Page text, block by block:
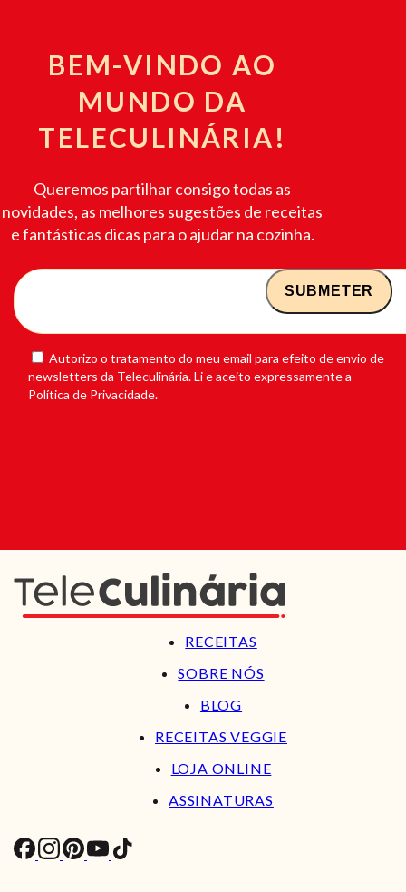
BEM-VINDO AO
MUNDO DA
TELECULINÁRIA!
Queremos partilhar consigo todas as
novidades, as melhores sugestões de receitas
e fantásticas dicas para o ajudar na cozinha.
Autorizo o tratamento do meu email para efeito de envio de
newsletters da Teleculinária. Li e aceito expressamente a
Política de Privacidade.
RECEITAS
SOBRE NÓS
BLOG
RECEITAS VEGGIE
LOJA ONLINE
ASSINATURAS